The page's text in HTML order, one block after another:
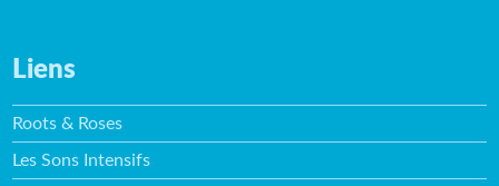
Liens
Roots & Roses
Les Sons Intensifs